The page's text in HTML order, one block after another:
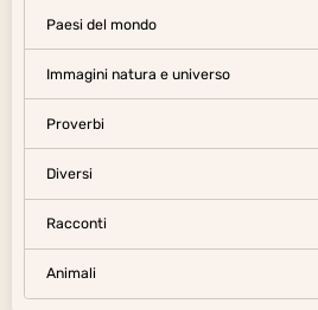
Paesi del mondo
Immagini natura e universo
Proverbi
Diversi
Racconti
Animali